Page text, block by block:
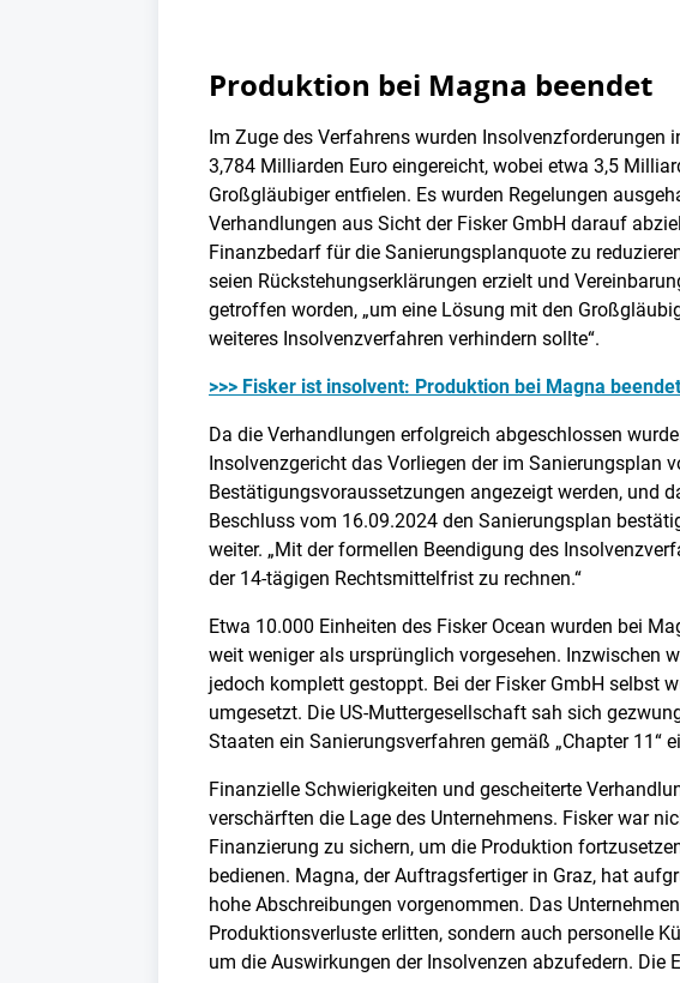
Produktion bei Magna beendet
Im Zuge des Verfahrens wurden Insolvenzforderungen
3,784 Milliarden Euro eingereicht, wobei etwa 3,5
Großgläubiger entfielen. Es wurden Regelungen
Verhandlungen aus Sicht der Fisker GmbH darauf
Finanzbedarf für die Sanierungsplanquote zu
seien Rückstehungserklärungen erzielt und
getroffen worden, „um eine Lösung mit den
weiteres Insolvenzverfahren verhindern sollte“.
>>> Fisker ist insolvent: Produktion bei Magna beendet
Da die Verhandlungen erfolgreich abgeschlossen
Insolvenzgericht das Vorliegen der im Sanierungsplan
Bestätigungsvoraussetzungen angezeigt werden, und
Beschluss vom 16.09.2024 den Sanierungsplan
weiter. „Mit der formellen Beendigung des
der 14-tägigen Rechtsmittelfrist zu rechnen.“
Etwa 10.000 Einheiten des Fisker Ocean wurden bei
weit weniger als ursprünglich vorgesehen. Inzwischen
jedoch komplett gestoppt. Bei der Fisker GmbH selbst
umgesetzt. Die US-Muttergesellschaft sah sich
Staaten ein Sanierungsverfahren gemäß „Chapter 11“
Finanzielle Schwierigkeiten und gescheiterte
verschärften die Lage des Unternehmens. Fisker war
Finanzierung zu sichern, um die Produktion
bedienen. Magna, der Auftragsfertiger in Graz, hat
hohe Abschreibungen vorgenommen. Das
Produktionsverluste erlitten, sondern auch personelle
um die Auswirkungen der Insolvenzen abzufedern. Die